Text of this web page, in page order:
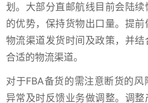
划。大部分直邮航线目前会陆
的优势，保持货物出口量。提
物流渠道发货时间及政策，并
合适的物流渠道。
对于FBA备货的需注意断货的风
异常及时反馈业务做调整。调